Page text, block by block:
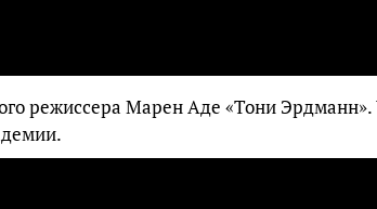
режиссера Марен Аде «Тони Эрдманн».